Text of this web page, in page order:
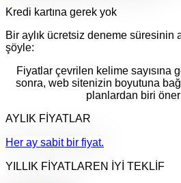
Kredi kartına gerek yok
Bir aylık ücretsiz deneme süresinin
şöyle:
Fiyatlar çevrilen kelime sayısına
sonra, web sitenizin boyutuna
planlardan biri
AYLIK FİYATLAR
Her ay sabit bir fiyat.
YILLIK FİYATLAREN İYİ TEKLİF